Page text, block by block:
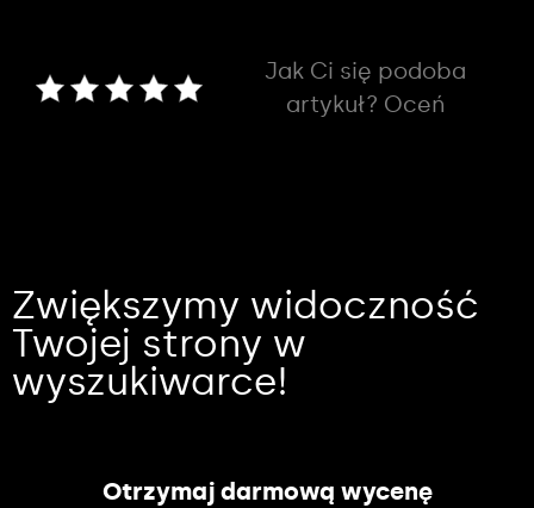
Jak Ci się podoba
artykuł? Oceń
Zwiększymy widoczność
Twojej strony w
wyszukiwarce!
Otrzymaj darmową wycenę